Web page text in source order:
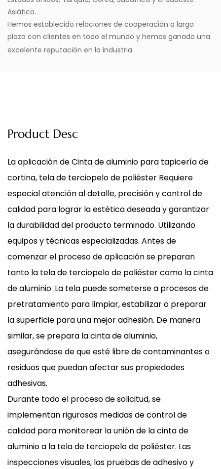
Asiático.
Hemos establecido relaciones de cooperación a largo
plazo con clientes en todo el mundo y hemos ganado una
excelente reputación en la industria.
Product Desc
La aplicación deCinta de aluminio para tapicería de
cortina, tela de terciopelo de poliéster Requiere
especial atención al detalle, precisión y control de
calidad para lograr la estética deseada y garantizar
la durabilidad del producto terminado. Utilizando
equipos y técnicas especializadas. Antes de
comenzar el proceso de aplicación se preparan
tanto la tela de terciopelo de poliéster como la cinta
de aluminio. La tela puede someterse a procesos de
pretratamiento para limpiar, estabilizar o preparar
la superficie para una mejor adhesión. De manera
similar, se prepara la cinta de aluminio,
asegurándose de que esté libre de contaminantes o
residuos que puedan afectar sus propiedades
adhesivas.
Durante todo el proceso de solicitud, se
implementan rigurosas medidas de control de
calidad para monitorear la unión de la cinta de
aluminio a la tela de terciopelo de poliéster. Las
inspecciones visuales, las pruebas de adhesivo y